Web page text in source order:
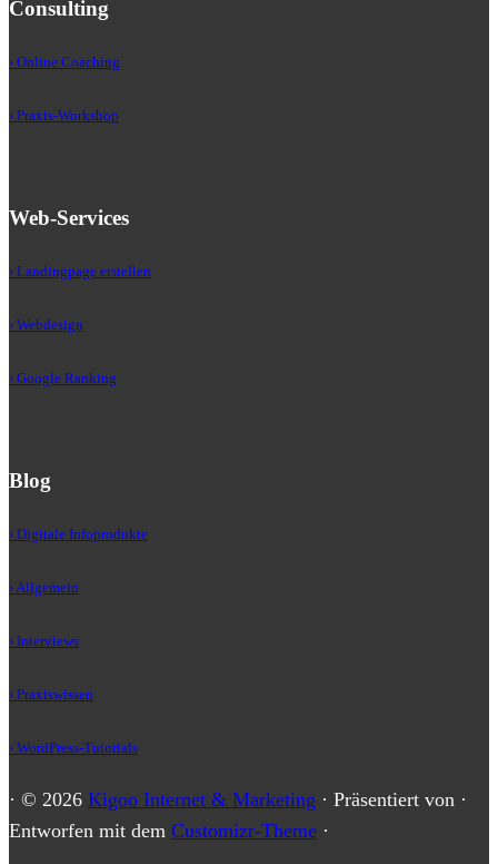
Consulting
› Online Coaching
› Praxis-Workshop
Web-Services
› Landingpage erstellen
› Webdesign
› Google Ranking
Blog
› Digitale Infoprodukte
› Allgemein
› Interviews
› Praxiswissen
› WordPress-Tutorials
· © 2026 Kigoo Internet & Marketing · Präsentiert von ·
Entworfen mit dem Customizr-Theme ·